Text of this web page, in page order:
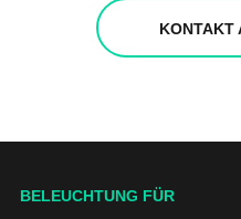
KONTAKT
BELEUCHTUNG FÜR